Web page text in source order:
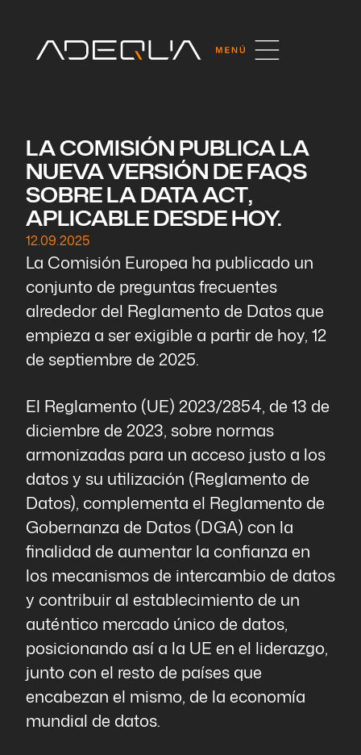
LA COMISIÓN PUBLICA LA
NUEVA VERSIÓN DE FAQS
SOBRE LA DATA ACT,
APLICABLE DESDE HOY.
12.09.2025
La Comisión Europea ha publicado un
conjunto de preguntas frecuentes
alrededor del Reglamento de Datos que
empieza a ser exigible a partir de hoy, 12
de septiembre de 2025.
El Reglamento (UE) 2023/2854, de 13 de
diciembre de 2023, sobre normas
armonizadas para un acceso justo a los
datos y su utilización (Reglamento de
Datos), complementa el Reglamento de
Gobernanza de Datos (DGA) con la
finalidad de aumentar la confianza en
los mecanismos de intercambio de datos
y contribuir al establecimiento de un
auténtico mercado único de datos,
posicionando así a la UE en el liderazgo,
junto con el resto de países que
encabezan el mismo, de la economía
mundial de datos.